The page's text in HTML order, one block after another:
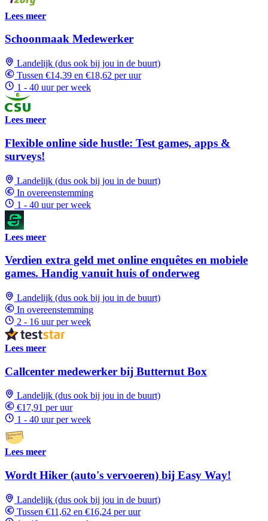
Lees meer
Schoonmaak Medewerker
Landelijk (dus ook bij jou in de buurt)
Tussen €14,39 en €18,62 per uur
1 - 40 uur per week
Lees meer
Flexible online side hustle: Test games, apps &
surveys!
Landelijk (dus ook bij jou in de buurt)
In overeenstemming
1 - 40 uur per week
Lees meer
Verdien extra geld met online enquêtes en mobiele
games. Handig vanuit huis of onderweg
Landelijk (dus ook bij jou in de buurt)
In overeenstemming
2 - 16 uur per week
Lees meer
Callcenter medewerker bij Butternut Box
Landelijk (dus ook bij jou in de buurt)
€17,91 per uur
1 - 40 uur per week
Lees meer
Wordt Hiker (auto's vervoeren) bij Easy Way!
Landelijk (dus ook bij jou in de buurt)
Tussen €11,62 en €16,24 per uur